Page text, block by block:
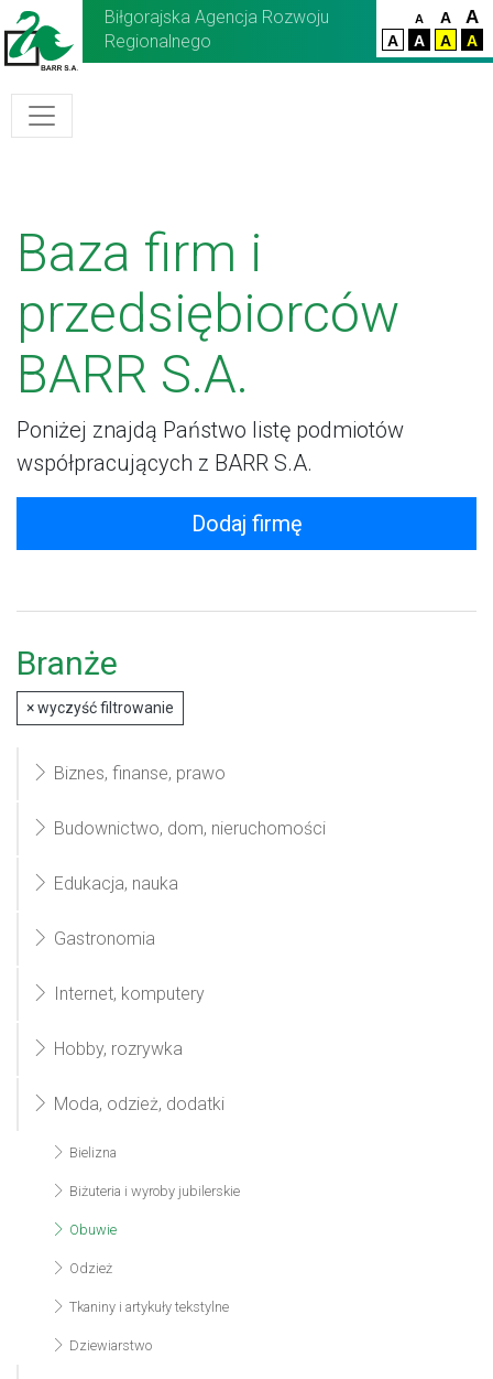
Biłgorajska Agencja Rozwoju
Regionalnego
A A A
A A A A
Baza firm i
przedsiębiorców
BARR S.A.
Poniżej znajdą Państwo listę podmiotów
współpracujących z BARR S.A.
Dodaj firmę
Branże
×wyczyść filtrowanie
Biznes, finanse, prawo
Budownictwo, dom, nieruchomości
Edukacja, nauka
Gastronomia
Internet, komputery
Hobby, rozrywka
Moda, odzież, dodatki
Bielizna
Biżuteria i wyroby jubilerskie
Obuwie
Odzież
Tkaniny i artykuły tekstylne
Dziewiarstwo